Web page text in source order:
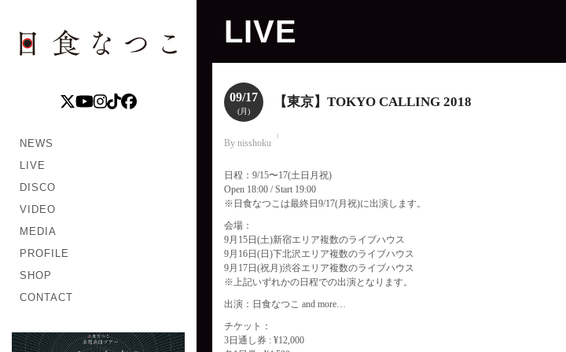
NEWS
LIVE
DISCO
VIDEO
MEDIA
PROFILE
SHOP
CONTACT
LIVE
09/17
(月)
【東京】TOKYO CALLING 2018
By nisshoku
日程：9/15〜17(土日月祝)
Open 18:00 / Start 19:00
※日食なつこは最終日9/17(月祝)に出演します。
会場：
9月15日(土)新宿エリア複数のライブハウス
9月16日(日)下北沢エリア複数のライブハウス
9月17日(祝月)渋谷エリア複数のライブハウス
※上記いずれかの日程での出演となります。
出演：日食なつこ and more…
チケット：
3日通し券 : ¥12,000